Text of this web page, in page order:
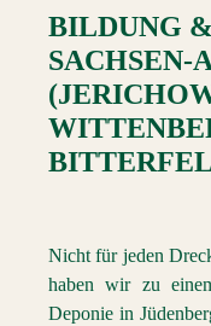
BILDUNG
SACHSEN-
Nicht für jeden
haben wir zu
Deponie in